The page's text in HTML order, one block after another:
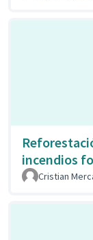
incendios
Cristian